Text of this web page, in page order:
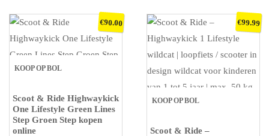
KOOP OP BOL
Scoot & Ride Highwaykick
One Lifestyle Green Lines
Step Groen Step kopen
online
€90.00
KOOP OP BOL
Scoot & Ride –
€99.99